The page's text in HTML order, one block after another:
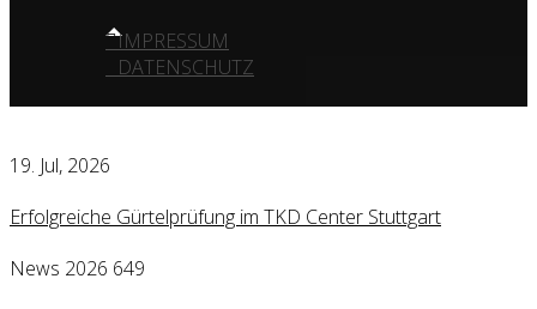
IMPRESSUM
DATENSCHUTZ
19. Jul, 2026
Erfolgreiche Gürtelprüfung im TKD Center Stuttgart
News 2026 649